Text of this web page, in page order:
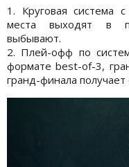
1. Круговая система
места выходят в
выбывают.
2. Плей-офф по
формате best-of-3,
гранд-финала